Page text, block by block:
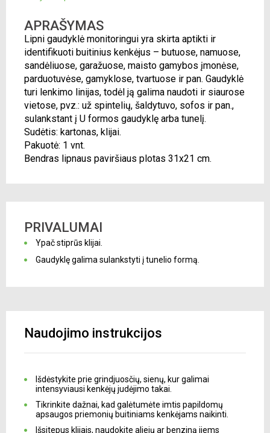
APRAŠYMAS
Lipni gaudyklė monitoringui yra skirta aptikti ir
identifikuoti buitinius kenkėjus – butuose, namuose,
sandėliuose, garažuose, maisto gamybos įmonėse,
parduotuvėse, gamyklose, tvartuose ir pan. Gaudyklė
turi lenkimo linijas, todėl ją galima naudoti ir siaurose
vietose, pvz.: už spintelių, šaldytuvo, sofos ir pan.,
sulankstant į U formos gaudyklę arba tunelį.
Sudėtis: kartonas, klijai.
Pakuotė: 1 vnt.
Bendras lipnaus paviršiaus plotas 31x21 cm.
PRIVALUMAI
Ypač stiprūs klijai.
Gaudyklę galima sulankstyti į tunelio formą.
Naudojimo instrukcijos
Išdėstykite prie grindjuosčių, sienų, kur galimai
intensyviausi kenkėjų judėjimo takai.
Tikrinkite dažnai, kad galėtumėte imtis papildomų
apsaugos priemonių buitiniams kenkėjams naikinti.
Išsitepus klijais, naudokite aliejų ar benziną jiems